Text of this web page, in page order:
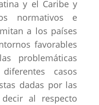
y el Caribe y
normativos e
a los países
favorables
problemáticas
casos
dadas por las
al respecto